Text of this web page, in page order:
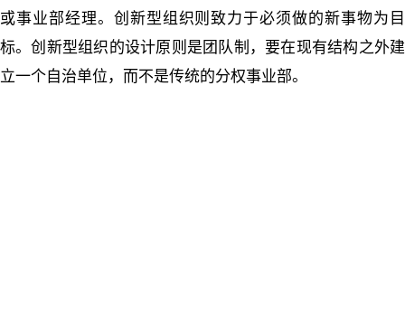
或事业部经理。创新型组织则致力于必须做的新事物为目
标。创新型组织的设计原则是团队制，要在现有结构之外建
立一个自治单位，而不是传统的分权事业部。